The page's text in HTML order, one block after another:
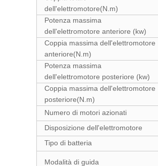
dell'elettromotore(N.m)
Potenza massima
dell'elettromotore anteriore (kw)
Coppia massima dell'elettromotore
anteriore(N.m)
Potenza massima
dell'elettromotore posteriore (kw)
Coppia massima dell'elettromotore
posteriore(N.m)
Numero di motori azionati
Disposizione dell'elettromotore
Tipo di batteria
Modalità di guida